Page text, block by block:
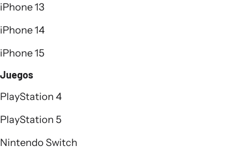
iPhone 13
iPhone 14
iPhone 15
Juegos
PlayStation 4
PlayStation 5
Nintendo Switch